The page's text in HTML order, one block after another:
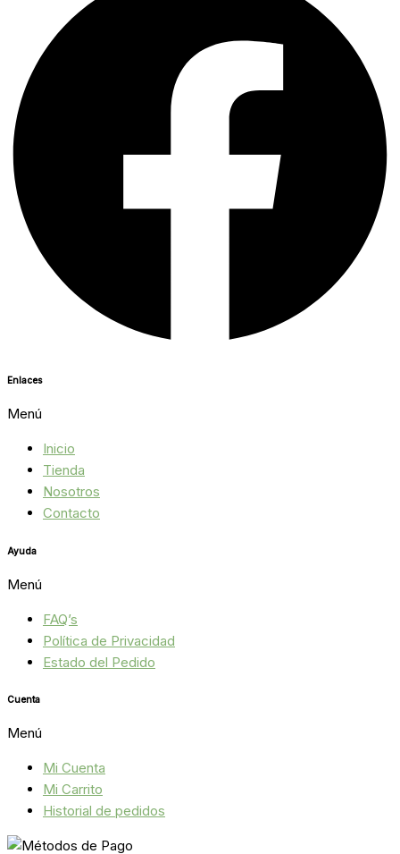
Enlaces
Menú
Inicio
Tienda
Nosotros
Contacto
Ayuda
Menú
FAQ’s
Política de Privacidad
Estado del Pedido
Cuenta
Menú
Mi Cuenta
Mi Carrito
Historial de pedidos